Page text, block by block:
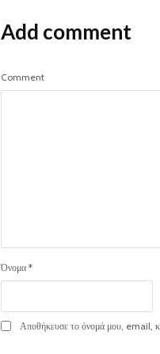
Add comment
Comment
Όνομα *
Αποθήκευσε το όνομά μου, email,